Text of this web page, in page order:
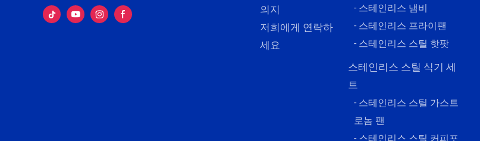
의지
저희에게 연락하
세요
- 스테인리스 냄비
- 스테인리스 프라이팬
- 스테인리스 스틸 핫팟
스테인리스 스틸 식기 세
트
- 스테인리스 스틸 가스트
로놈 팬